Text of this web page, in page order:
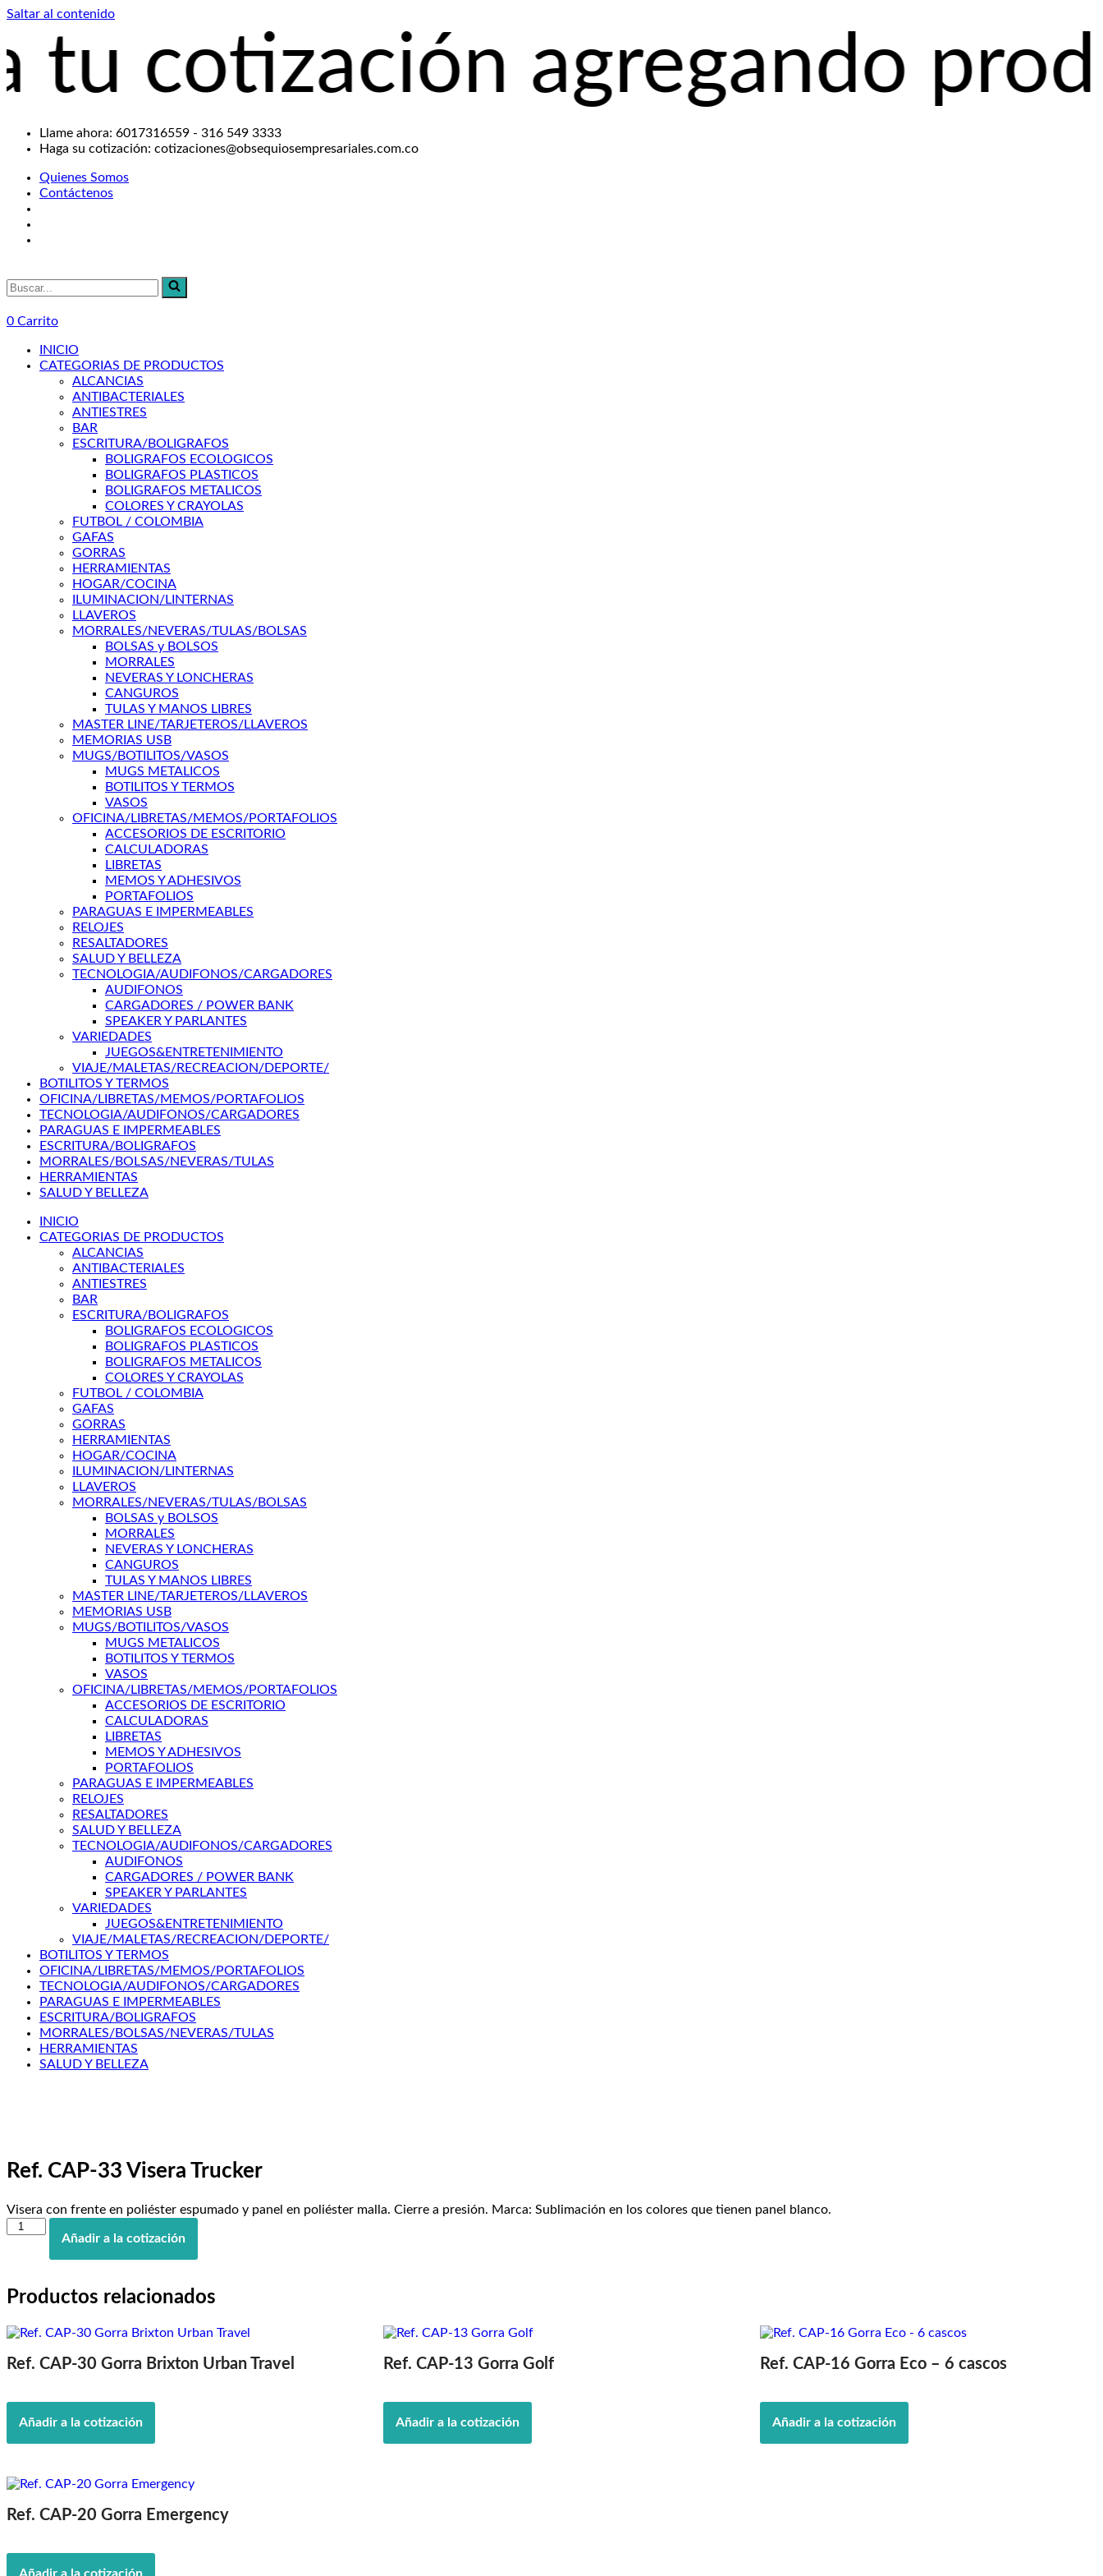
Saltar al contenido
agregando
Llame ahora: 6017316559 - 316 549 3333
Haga su cotización: cotizaciones@obsequiosempresariales.com.co
Quienes Somos
Contáctenos
Buscar...
0 Carrito
INICIO
CATEGORIAS DE PRODUCTOS
ALCANCIAS
ANTIBACTERIALES
ANTIESTRES
BAR
ESCRITURA/BOLIGRAFOS
BOLIGRAFOS ECOLOGICOS
BOLIGRAFOS PLASTICOS
BOLIGRAFOS METALICOS
COLORES Y CRAYOLAS
FUTBOL / COLOMBIA
GAFAS
GORRAS
HERRAMIENTAS
HOGAR/COCINA
ILUMINACION/LINTERNAS
LLAVEROS
MORRALES/NEVERAS/TULAS/BOLSAS
BOLSAS y BOLSOS
MORRALES
NEVERAS Y LONCHERAS
CANGUROS
TULAS Y MANOS LIBRES
MASTER LINE/TARJETEROS/LLAVEROS
MEMORIAS USB
MUGS/BOTILITOS/VASOS
MUGS METALICOS
BOTILITOS Y TERMOS
VASOS
OFICINA/LIBRETAS/MEMOS/PORTAFOLIOS
ACCESORIOS DE ESCRITORIO
CALCULADORAS
LIBRETAS
MEMOS Y ADHESIVOS
PORTAFOLIOS
PARAGUAS E IMPERMEABLES
RELOJES
RESALTADORES
SALUD Y BELLEZA
TECNOLOGIA/AUDIFONOS/CARGADORES
AUDIFONOS
CARGADORES / POWER BANK
SPEAKER Y PARLANTES
VARIEDADES
JUEGOS&ENTRETENIMIENTO
VIAJE/MALETAS/RECREACION/DEPORTE/
BOTILITOS Y TERMOS
OFICINA/LIBRETAS/MEMOS/PORTAFOLIOS
TECNOLOGIA/AUDIFONOS/CARGADORES
PARAGUAS E IMPERMEABLES
ESCRITURA/BOLIGRAFOS
MORRALES/BOLSAS/NEVERAS/TULAS
HERRAMIENTAS
SALUD Y BELLEZA
INICIO
CATEGORIAS DE PRODUCTOS
ALCANCIAS
ANTIBACTERIALES
ANTIESTRES
BAR
ESCRITURA/BOLIGRAFOS
BOLIGRAFOS ECOLOGICOS
BOLIGRAFOS PLASTICOS
BOLIGRAFOS METALICOS
COLORES Y CRAYOLAS
FUTBOL / COLOMBIA
GAFAS
GORRAS
HERRAMIENTAS
HOGAR/COCINA
ILUMINACION/LINTERNAS
LLAVEROS
MORRALES/NEVERAS/TULAS/BOLSAS
BOLSAS y BOLSOS
MORRALES
NEVERAS Y LONCHERAS
CANGUROS
TULAS Y MANOS LIBRES
MASTER LINE/TARJETEROS/LLAVEROS
MEMORIAS USB
MUGS/BOTILITOS/VASOS
MUGS METALICOS
BOTILITOS Y TERMOS
VASOS
OFICINA/LIBRETAS/MEMOS/PORTAFOLIOS
ACCESORIOS DE ESCRITORIO
CALCULADORAS
LIBRETAS
MEMOS Y ADHESIVOS
PORTAFOLIOS
PARAGUAS E IMPERMEABLES
RELOJES
RESALTADORES
SALUD Y BELLEZA
TECNOLOGIA/AUDIFONOS/CARGADORES
AUDIFONOS
CARGADORES / POWER BANK
SPEAKER Y PARLANTES
VARIEDADES
JUEGOS&ENTRETENIMIENTO
VIAJE/MALETAS/RECREACION/DEPORTE/
BOTILITOS Y TERMOS
OFICINA/LIBRETAS/MEMOS/PORTAFOLIOS
TECNOLOGIA/AUDIFONOS/CARGADORES
PARAGUAS E IMPERMEABLES
ESCRITURA/BOLIGRAFOS
MORRALES/BOLSAS/NEVERAS/TULAS
HERRAMIENTAS
SALUD Y BELLEZA
Ref. CAP-33 Visera Trucker
Visera con frente en poliéster espumado y panel en poliéster malla. Cierre a presión. Marca: Sublimación en los colores que tienen panel blanco.
Ref.
CAP-
Trucker
cantidad
Añadir a la cotización
Productos relacionados
Ref. CAP-30 Gorra Brixton Urban Travel
Añadir a la cotización
Ref. CAP-13 Gorra Golf
Añadir a la cotización
Ref. CAP-16 Gorra Eco – 6 cascos
Añadir a la cotización
Ref. CAP-20 Gorra Emergency